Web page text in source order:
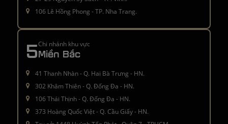
106 Lê Hồng Phong - TP. Nha Trang.
5Chi nhánh khu vực
Miền Bắc
41 Thanh Nhàn - Q. Hai Bà Trưng - HN.
302 Khâm Thiên - Q. Đống Đa - HN.
106 Thái Thịnh - Q. Đống Đa - HN.
373 Hoàng Quốc Việt - Q. Cầu Giấy - HN.